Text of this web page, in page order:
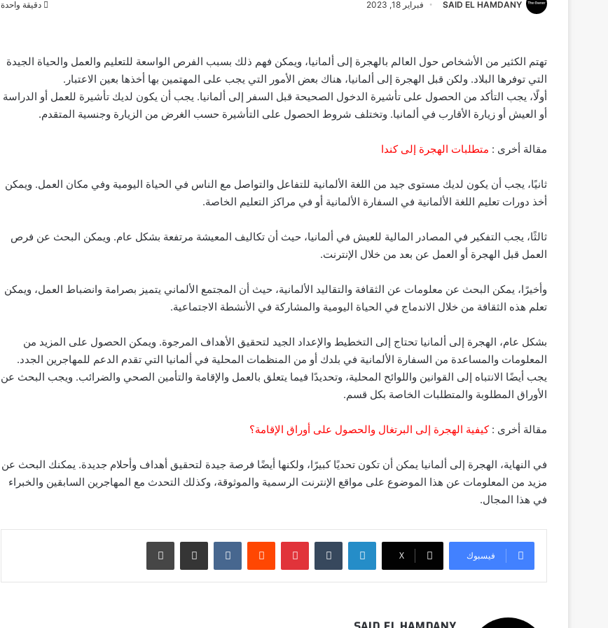
SAID EL HAMDANY فبراير 18, 2023 دقيقة واحدة
تهتم الكثير من الأشخاص حول العالم بالهجرة إلى ألمانيا، ويمكن فهم ذلك بسبب الفرص الواسعة للتعليم والعمل والحياة الجيدة
التي توفرها البلاد. ولكن قبل الهجرة إلى ألمانيا، هناك بعض الأمور التي يجب على المهتمين بها أخذها بعين الاعتبار.
أولًا، يجب التأكد من الحصول على تأشيرة الدخول الصحيحة قبل السفر إلى ألمانيا. يجب أن يكون لديك تأشيرة للعمل أو الدراسة
أو العيش أو زيارة الأقارب في ألمانيا. وتختلف شروط الحصول على التأشيرة حسب الغرض من الزيارة وجنسية المتقدم.
مقالة أخرى : متطلبات الهجرة إلى كندا
ثانيًا، يجب أن يكون لديك مستوى جيد من اللغة الألمانية للتفاعل والتواصل مع الناس في الحياة اليومية وفي مكان العمل. ويمكن
أخذ دورات تعليم اللغة الألمانية في السفارة الألمانية أو في مراكز التعليم الخاصة.
ثالثًا، يجب التفكير في المصادر المالية للعيش في ألمانيا، حيث أن تكاليف المعيشة مرتفعة بشكل عام. ويمكن البحث عن فرص
العمل قبل الهجرة أو العمل عن بعد من خلال الإنترنت.
وأخيرًا، يمكن البحث عن معلومات عن الثقافة والتقاليد الألمانية، حيث أن المجتمع الألماني يتميز بصرامة وانضباط العمل، ويمكن
تعلم هذه الثقافة من خلال الاندماج في الحياة اليومية والمشاركة في الأنشطة الاجتماعية.
بشكل عام، الهجرة إلى ألمانيا تحتاج إلى التخطيط والإعداد الجيد لتحقيق الأهداف المرجوة. ويمكن الحصول على المزيد من
المعلومات والمساعدة من السفارة الألمانية في بلدك أو من المنظمات المحلية في ألمانيا التي تقدم الدعم للمهاجرين الجدد.
يجب أيضًا الانتباه إلى القوانين واللوائح المحلية، وتحديدًا فيما يتعلق بالعمل والإقامة والتأمين الصحي والضرائب. ويجب البحث عن
الأوراق المطلوبة والمتطلبات الخاصة بكل قسم.
مقالة أخرى :كيفية الهجرة إلى البرتغال والحصول على أوراق الإقامة؟
في النهاية، الهجرة إلى ألمانيا يمكن أن تكون تحديًا كبيرًا، ولكنها أيضًا فرصة جيدة لتحقيق أهداف وأحلام جديدة. يمكنك البحث عن
مزيد من المعلومات عن هذا الموضوع على مواقع الإنترنت الرسمية والموثوقة، وكذلك التحدث مع المهاجرين السابقين والخبراء
في هذا المجال.
فيسبوك ‫X
لينكدإن بينتيريست مشاركة عبر البريد طباعة